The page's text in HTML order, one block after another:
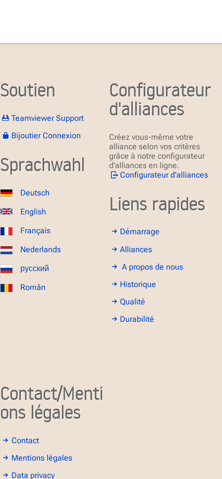
Soutien
Teamviewer Support
Bijoutier Connexion
Sprachwahl
Deutsch
English
Français
Nederlands
русский
Român
Configurateur
d'alliances
Créez vous-même votre
alliance selon vos critères
grâce à notre configurateur
d'alliances en ligne.
Configurateur d'alliances
Liens rapides
Démarrage
Alliances
A propos de nous
Historique
Qualité
Durabilité
Contact/Menti
ons légales
Contact
Mentions légales
Data privacy